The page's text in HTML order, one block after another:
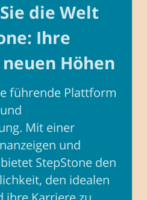
die Welt
Ihre
Höhen
führende Plattform
Mit einer
und
StepStone den
den idealen